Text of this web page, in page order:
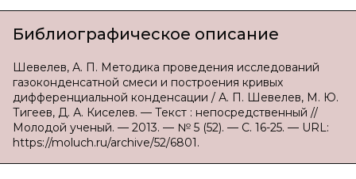
Библиографическое описание
Шевелев, А. П. Методика проведения исследований
газоконденсатной смеси и построения кривых
дифференциальной конденсации / А. П. Шевелев, М. Ю.
Тигеев, Д. А. Киселев. — Текст : непосредственный //
Молодой ученый. — 2013. — № 5 (52). — С. 16-25. — URL:
https://moluch.ru/archive/52/6801.